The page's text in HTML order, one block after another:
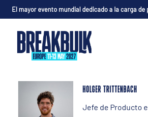
El mayor evento mundial dedicado a la carga
HOLGER TRITTENBACH
Jefe de Producto